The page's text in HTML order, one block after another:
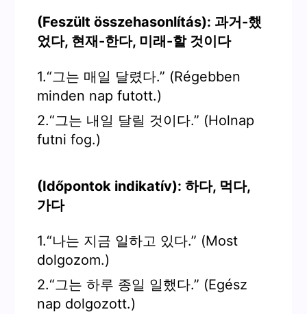
(Feszült összehasonlítás): 과거-했
었다, 현재-한다, 미래-할 것이다
1.“그는 매일 달렸다.” (Régebben
minden nap futott.)
2.“그는 내일 달릴 것이다.” (Holnap
futni fog.)
(Időpontok indikatív): 하다, 먹다,
가다
1.“나는 지금 일하고 있다.” (Most
dolgozom.)
2.“그는 하루 종일 일했다.” (Egész
nap dolgozott.)